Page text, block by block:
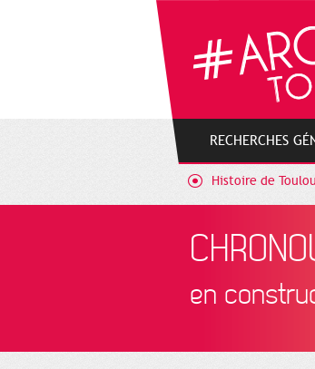
RECHERCHES
Histoire de
en
Gestion de vos préférences sur les cookies